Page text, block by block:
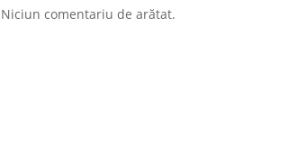
Niciun comentariu de arătat.